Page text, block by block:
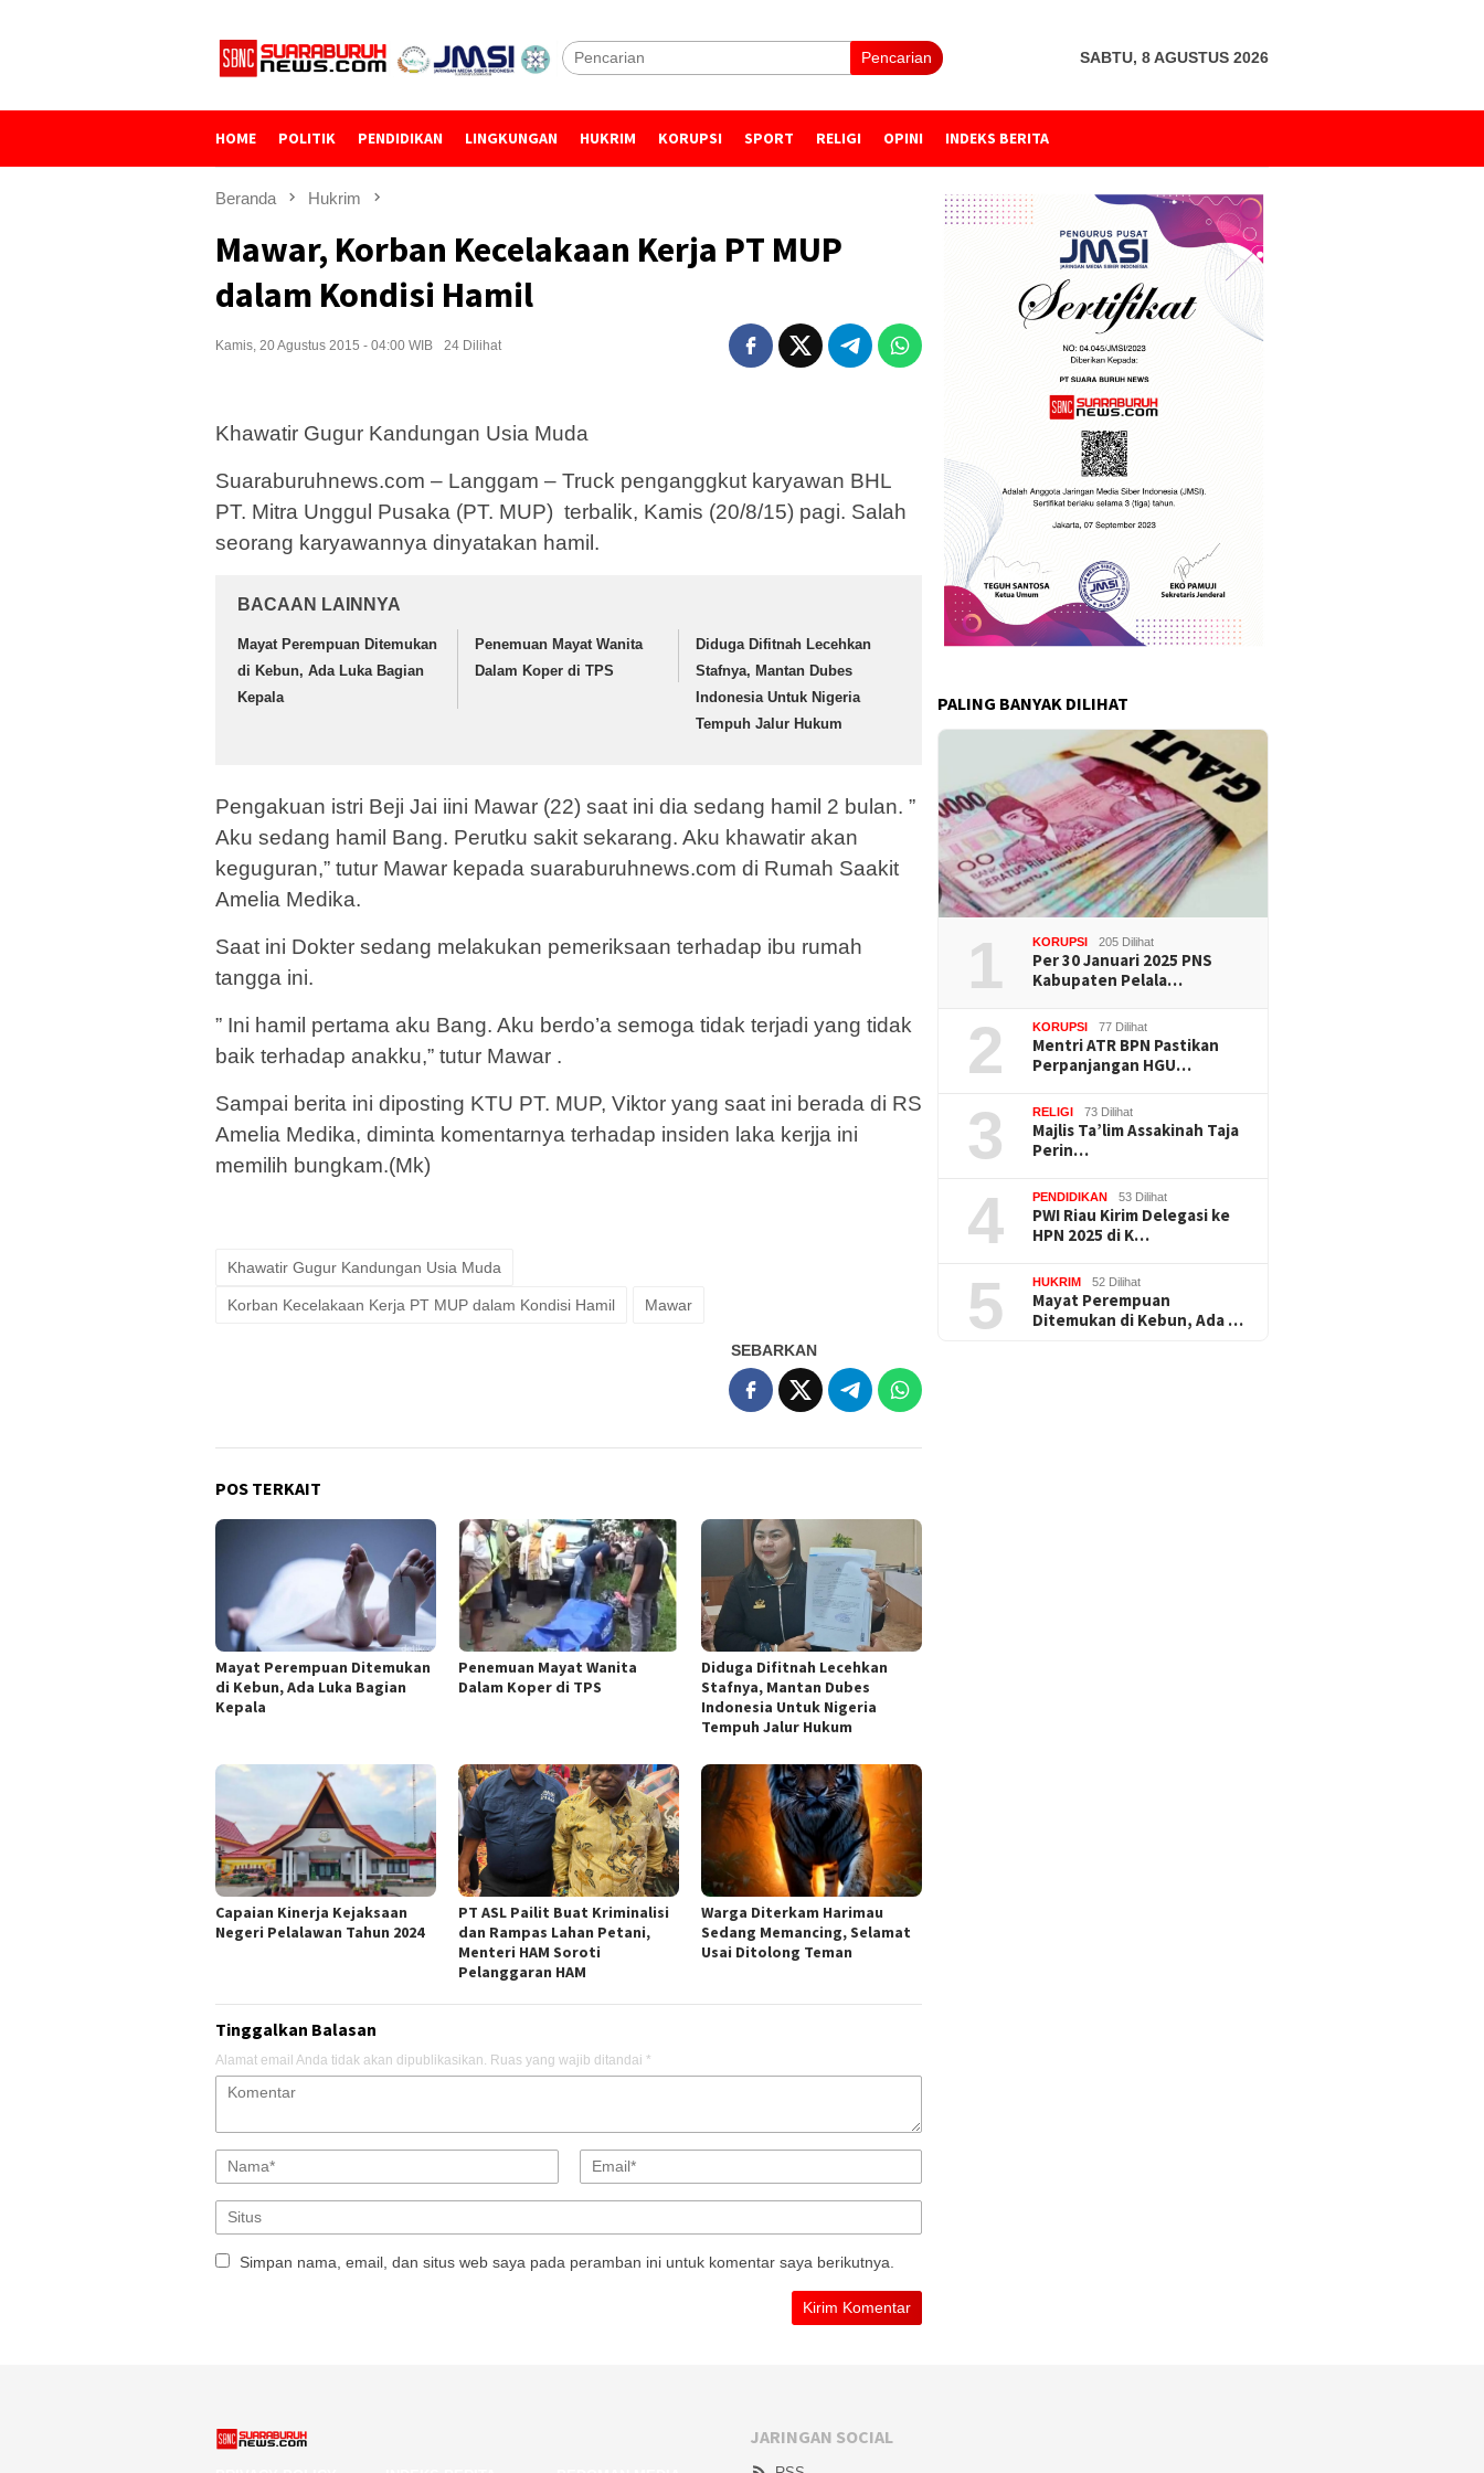
Pencarian SABTU, 8 AGUSTUS 2026
HOME POLITIK PENDIDIKAN LINGKUNGAN HUKRIM KORUPSI SPORT RELIGI OPINI INDEKS BERITA
Beranda Hukrim
Mawar, Korban Kecelakaan Kerja PT MUP
dalam Kondisi Hamil
Kamis, 20 Agustus 2015 - 04:00 WIB 24 Dilihat
Khawatir Gugur Kandungan Usia Muda
Suaraburuhnews.com – Langgam – Truck penganggkut karyawan BHL
PT. Mitra Unggul Pusaka (PT. MUP) terbalik, Kamis (20/8/15) pagi. Salah
seorang karyawannya dinyatakan hamil.
BACAAN LAINNYA
Mayat Perempuan Ditemukan
di Kebun, Ada Luka Bagian
Kepala
Penemuan Mayat Wanita
Dalam Koper di TPS
Diduga Difitnah Lecehkan
Stafnya, Mantan Dubes
Indonesia Untuk Nigeria
Tempuh Jalur Hukum
Pengakuan istri Beji Jai iini Mawar (22) saat ini dia sedang hamil 2 bulan. ”
Aku sedang hamil Bang. Perutku sakit sekarang. Aku khawatir akan
keguguran,” tutur Mawar kepada suaraburuhnews.com di Rumah Saakit
Amelia Medika.
Saat ini Dokter sedang melakukan pemeriksaan terhadap ibu rumah
tangga ini.
” Ini hamil pertama aku Bang. Aku berdo’a semoga tidak terjadi yang tidak
baik terhadap anakku,” tutur Mawar .
Sampai berita ini diposting KTU PT. MUP, Viktor yang saat ini berada di RS
Amelia Medika, diminta komentarnya terhadap insiden laka kerjja ini
memilih bungkam.(Mk)
Khawatir Gugur Kandungan Usia Muda
Korban Kecelakaan Kerja PT MUP dalam Kondisi Hamil Mawar
SEBARKAN
POS TERKAIT
Mayat Perempuan Ditemukan
di Kebun, Ada Luka Bagian
Kepala
Penemuan Mayat Wanita
Dalam Koper di TPS
Diduga Difitnah Lecehkan
Stafnya, Mantan Dubes
Indonesia Untuk Nigeria
Tempuh Jalur Hukum
Capaian Kinerja Kejaksaan
Negeri Pelalawan Tahun 2024
PT ASL Pailit Buat Kriminalisi
dan Rampas Lahan Petani,
Menteri HAM Soroti
Pelanggaran HAM
Warga Diterkam Harimau
Sedang Memancing, Selamat
Usai Ditolong Teman
Tinggalkan Balasan
Alamat email Anda tidak akan dipublikasikan. Ruas yang wajib ditandai *
Simpan nama, email, dan situs web saya pada peramban ini untuk komentar saya berikutnya.
PALING BANYAK DILIHAT
1 KORUPSI 205 Dilihat
Per 30 Januari 2025 PNS
Kabupaten Pelala…
2 KORUPSI 77 Dilihat
Mentri ATR BPN Pastikan
Perpanjangan HGU…
3 RELIGI 73 Dilihat
Majlis Ta’lim Assakinah Taja
Perin…
4 PENDIDIKAN 53 Dilihat
PWI Riau Kirim Delegasi ke
HPN 2025 di K…
5 HUKRIM 52 Dilihat
Mayat Perempuan
Ditemukan di Kebun, Ada …
JARINGAN SOCIAL